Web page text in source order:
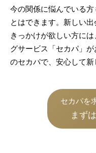
今の関係に悩んでいる
とはできます。新しい
きっかけが欲しい方に
グサービス「セカパ」
のセカパで、安心して新
セカパを
まず